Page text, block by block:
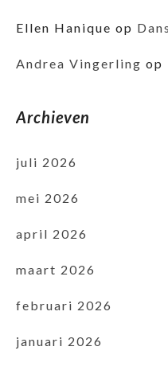
Ellen Hanique op
Andrea Vingerling op
Archieven
juli 2026
mei 2026
april 2026
maart 2026
februari 2026
januari 2026